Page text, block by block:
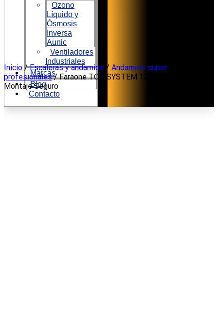
Ozono
Líquido y
Ósmosis
Inversa
Aunic
Ventiladores
Industriales
Marcas
Blog
Contacto
Ir
al
contenido
Inicio /Escaleras y andamios / Andamios super
profesionales/ Faraone TOP SYSTEM 135 Andamio con
Montaje Seguro